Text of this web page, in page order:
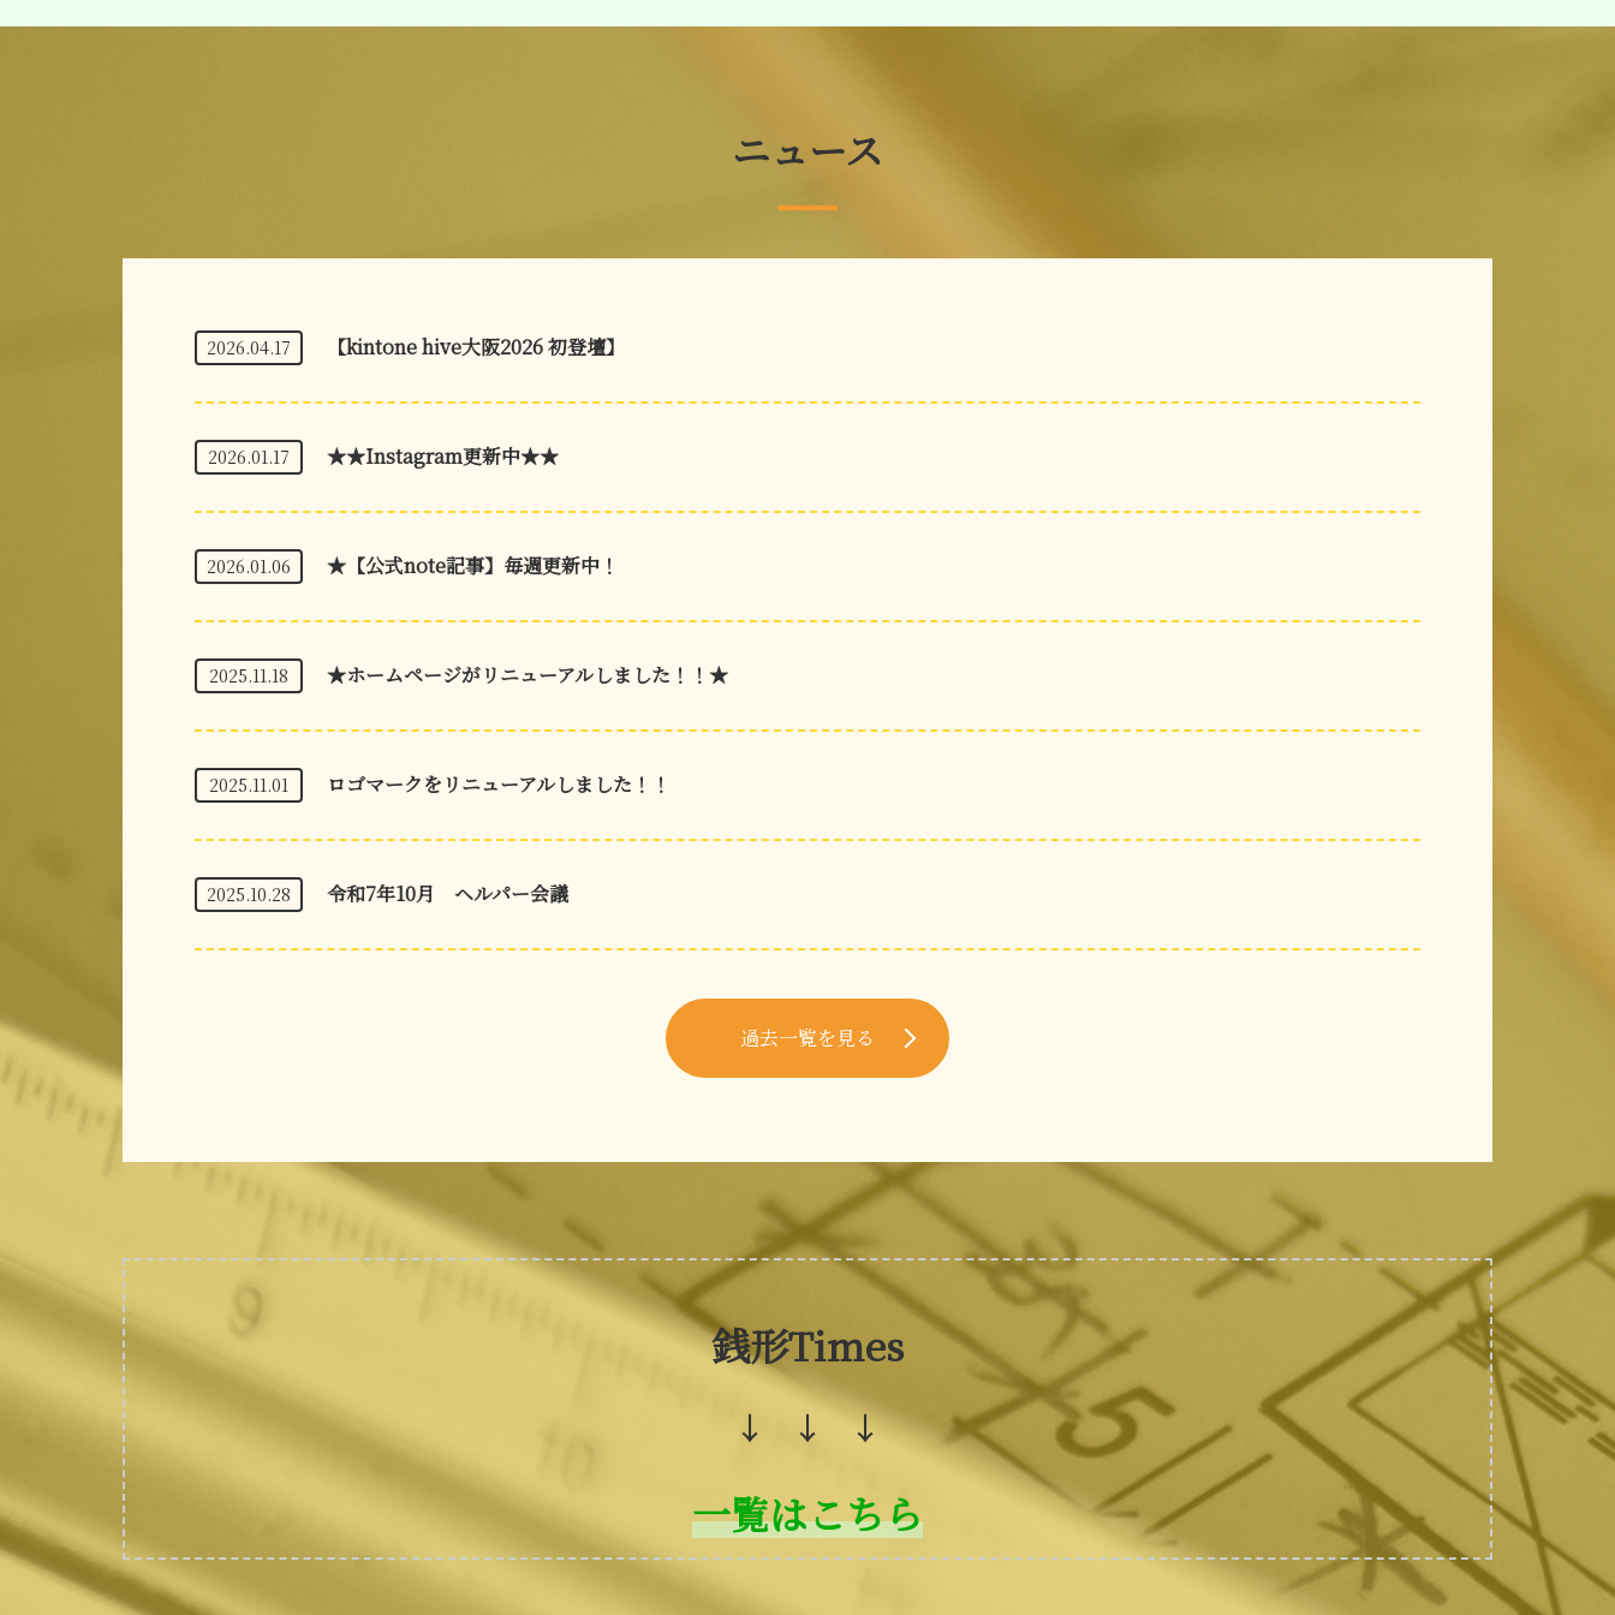
ニュース
2026.04.17 【kintone hive大阪2026 初登壇】
2026.01.17 ★★Instagram更新中★★
2026.01.06 ★【公式note記事】毎週更新中！
2025.11.18 ★ホームページがリニューアルしました！！★
2025.11.01 ロゴマークをリニューアルしました！！
2025.10.28 令和7年10月 ヘルパー会議
過去一覧を見る
銭形Times
↓ ↓ ↓
一覧はこちら